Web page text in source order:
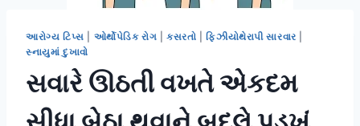
આરોગ્ય ટિપ્સ ઓર્થોપેડિક રોગ |કસરતો |ફિઝીયોથેરાપી સારવાર
સ્નાયુમાં દુખાવો
સવારે ઊઠતી વખતે એકદમ